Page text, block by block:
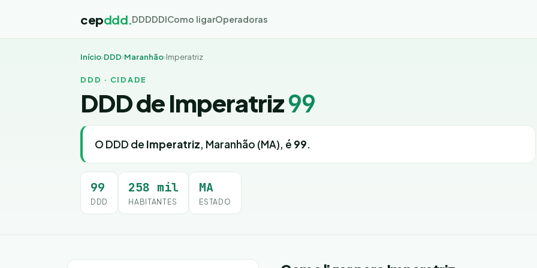
cepddd.DDDDDIComo ligarOperadoras
Início›DDD›Maranhão›Imperatriz
DDD · CIDADE
DDD de Imperatriz99
O DDD de Imperatriz, Maranhão (MA), é 99.
99
DDD
258 mil
HABITANTES
MA
ESTADO